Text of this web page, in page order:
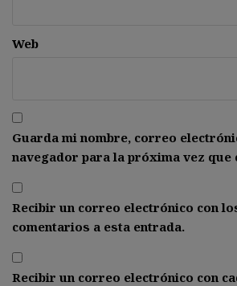
Web
Guarda mi nombre, correo
navegador para la próxima vez que
Recibir un correo electrónico con
comentarios a esta entrada.
Recibir un correo electrónico con